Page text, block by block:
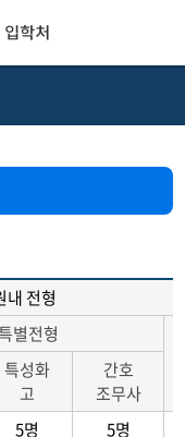
내 전형
별전형
특성화
고
간호
조무사
5명 5명